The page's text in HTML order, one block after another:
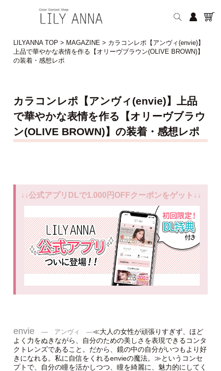
LILYANNA TOP > MAGAZINE> カラコンレポ【アンヴィ(envie)】
上品で華やかな表情を作る【オリーヴブラウン(OLIVE BROWN)】
の装着・感想レポ
カラコンレポ【アンヴィ(envie)】上品
で華やかな表情を作る【オリーヴブラウ
ン(OLIVE BROWN)】の装着・感想レポ
↓↓公式アプリDLで1.000円OFFクーポンをゲット↓↓
envie ― アンヴィ ―≪大人の女性が頑張りすぎず、ほど
よく力をぬきながら、自分のための美しさを表現できるコンタ
クトレンズであること。だから、鏡の中の自分がいつもより好
きになれる。私に自信をくれるenvieの魔法。≫というコンセ
プトで、自分の瞳を活かしつつ、瞳を綺麗に、魅力的にしてく